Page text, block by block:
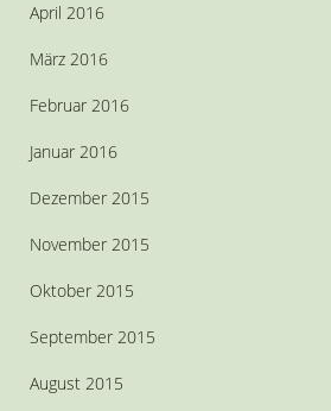
April 2016
März 2016
Februar 2016
Januar 2016
Dezember 2015
November 2015
Oktober 2015
September 2015
August 2015